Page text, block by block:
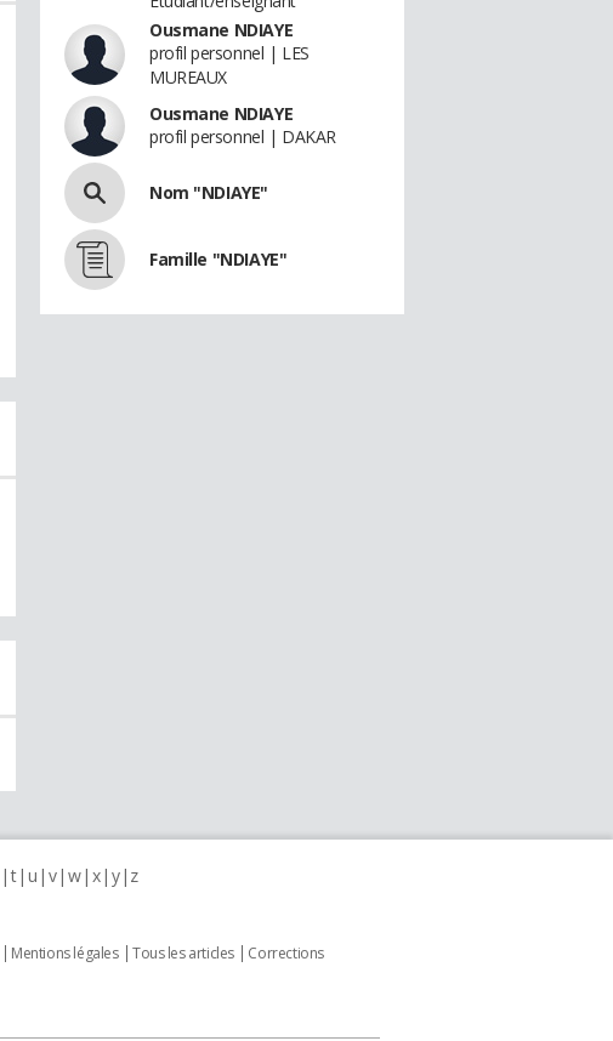
Ousmane NDIAYE
profil personnel | LES
MUREAUX
Ousmane NDIAYE
profil personnel | DAKAR
Nom "NDIAYE"
Famille "NDIAYE"
t u v w x y z
Mentions légales Tous les articles
Corrections